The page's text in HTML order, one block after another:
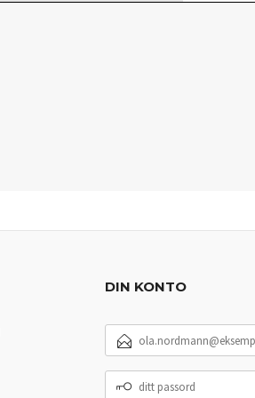
DIN KONTO
POSTADRESSE
PASSORD